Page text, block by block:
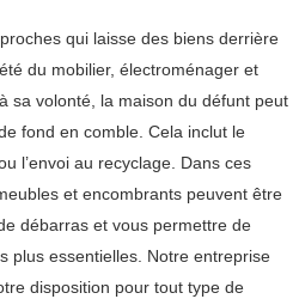
qui laisse des biens derrière
du mobilier, électroménager et
sa volonté, la maison du défunt peut
fond en comble. Cela inclut le
l’envoi au recyclage. Dans ces
et encombrants peuvent être
débarras et vous permettre de
plus essentielles. Notre entreprise
disposition pour tout type de